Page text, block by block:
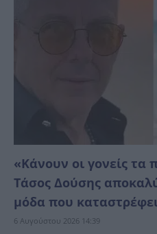
«Κάνουν οι γονείς τα
Τάσος Δούσης
μόδα που
6 Αυγούστου 2026 14:39